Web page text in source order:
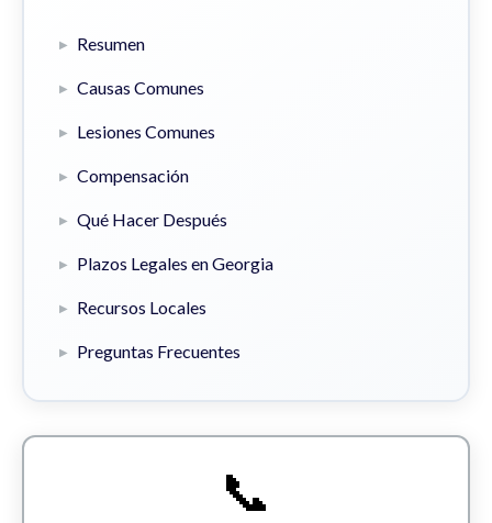
Resumen
Causas Comunes
Lesiones Comunes
Compensación
Qué Hacer Después
Plazos Legales en Georgia
Recursos Locales
Preguntas Frecuentes
📞